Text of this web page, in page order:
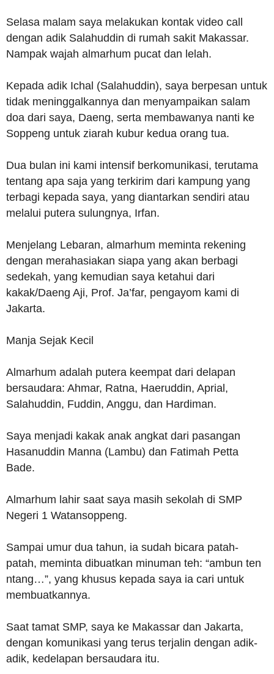
Selasa malam saya melakukan kontak video call
dengan adik Salahuddin di rumah sakit Makassar.
Nampak wajah almarhum pucat dan lelah.
Kepada adik Ichal (Salahuddin), saya berpesan untuk
tidak meninggalkannya dan menyampaikan salam
doa dari saya, Daeng, serta membawanya nanti ke
Soppeng untuk ziarah kubur kedua orang tua.
Dua bulan ini kami intensif berkomunikasi, terutama
tentang apa saja yang terkirim dari kampung yang
terbagi kepada saya, yang diantarkan sendiri atau
melalui putera sulungnya, Irfan.
Menjelang Lebaran, almarhum meminta rekening
dengan merahasiakan siapa yang akan berbagi
sedekah, yang kemudian saya ketahui dari
kakak/Daeng Aji, Prof. Ja’far, pengayom kami di
Jakarta.
Manja Sejak Kecil
Almarhum adalah putera keempat dari delapan
bersaudara: Ahmar, Ratna, Haeruddin, Aprial,
Salahuddin, Fuddin, Anggu, dan Hardiman.
Saya menjadi kakak anak angkat dari pasangan
Hasanuddin Manna (Lambu) dan Fatimah Petta
Bade.
Almarhum lahir saat saya masih sekolah di SMP
Negeri 1 Watansoppeng.
Sampai umur dua tahun, ia sudah bicara patah-
patah, meminta dibuatkan minuman teh: “ambun ten
ntang…”, yang khusus kepada saya ia cari untuk
membuatkannya.
Saat tamat SMP, saya ke Makassar dan Jakarta,
dengan komunikasi yang terus terjalin dengan adik-
adik, kedelapan bersaudara itu.